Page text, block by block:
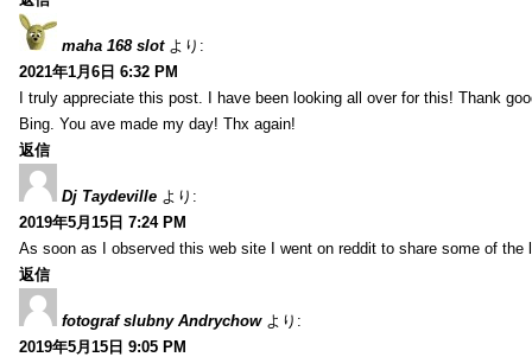
maha 168 slot より:
2021年1月6日 6:32 PM
I truly appreciate this post. I have been looking all over for this! Thank
Bing. You ave made my day! Thx again!
返信
Dj Taydeville より:
2019年5月15日 7:24 PM
As soon as I observed this web site I went on reddit to share some of the
返信
fotograf slubny Andrychow より:
2019年5月15日 9:05 PM